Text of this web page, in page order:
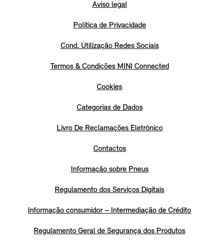
Aviso legal
Política de Privacidade
Cond. Utilização Redes Sociais
Termos & Condições MINI Connected
Cookies
Categorias de Dados
Livro De Reclamações Eletrónico
Contactos
Informação sobre Pneus
Regulamento dos Serviços Digitais
Informação consumidor – Intermediação de Crédito
Regulamento Geral de Segurança dos Produtos